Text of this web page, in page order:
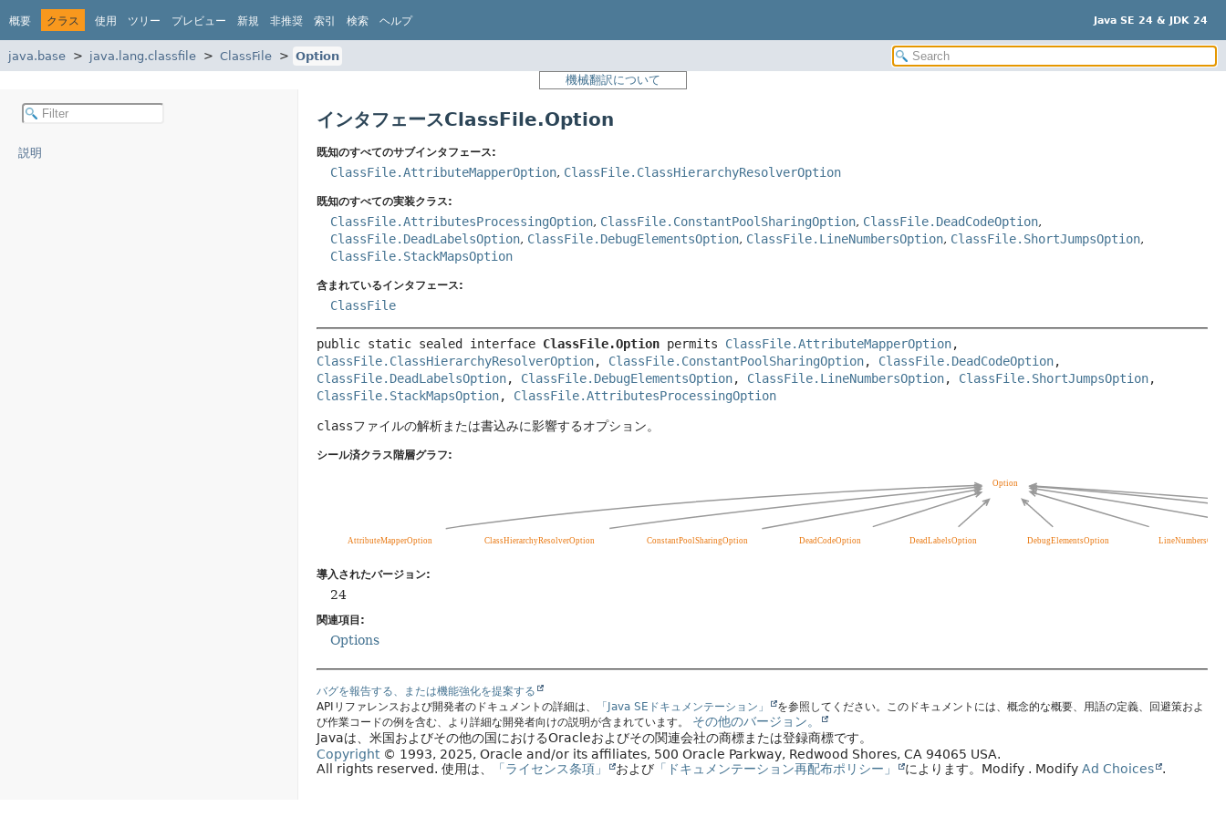
概要 クラス 使用 ツリー プレビュー 新規 非推奨 索引 検索 ヘルプ Java SE 24 & JDK 24
java.base java.lang.classfile ClassFile
Option
機械翻訳について
説明
インタフェースClassFile.Option
既知のすべてのサブインタフェース:
ClassFile.AttributeMapperOption, ClassFile.ClassHierarchyResolverOption
既知のすべての実装クラス:
ClassFile.AttributesProcessingOption, ClassFile.ConstantPoolSharingOption, ClassFile.DeadCodeOption,
ClassFile.DeadLabelsOption, ClassFile.DebugElementsOption, ClassFile.LineNumbersOption, ClassFile.ShortJumpsOption,
ClassFile.StackMapsOption
含まれているインタフェース:
ClassFile
public static sealed interface ClassFile.Option permits ClassFile.AttributeMapperOption
ClassFile.ClassHierarchyResolverOption, ClassFile.ConstantPoolSharingOption, ClassFile.DeadCodeOption
ClassFile.DeadLabelsOption, ClassFile.DebugElementsOption, ClassFile.LineNumbersOption, ClassFile.ShortJumpsOption
ClassFile.StackMapsOption, ClassFile.AttributesProcessingOption
classファイルの解析または書込みに影響するオプション。
シール済クラス階層グラフ:
導入されたバージョン:
24
関連項目:
Options
バグを報告する、または機能強化を提案する
APIリファレンスおよび開発者のドキュメントの詳細は、
「Java SEドキュメンテーション」
を参照してください。このドキュメントには、概念的な概要、用語の定義、回避策およ
び作業コードの例を含む、より詳細な開発者向けの説明が含まれています。
その他のバージョン。
Javaは、米国およびその他の国におけるOracleおよびその関連会社の商標または登録商標です。
Copyright© 1993, 2025, Oracle and/or its affiliates, 500 Oracle Parkway, Redwood Shores, CA 94065 USA.
All rights reserved. 使用は、 「ライセンス条項」 および「ドキュメンテーション再配布ポリシー」 によります。 Modify . Modify Ad Choices .